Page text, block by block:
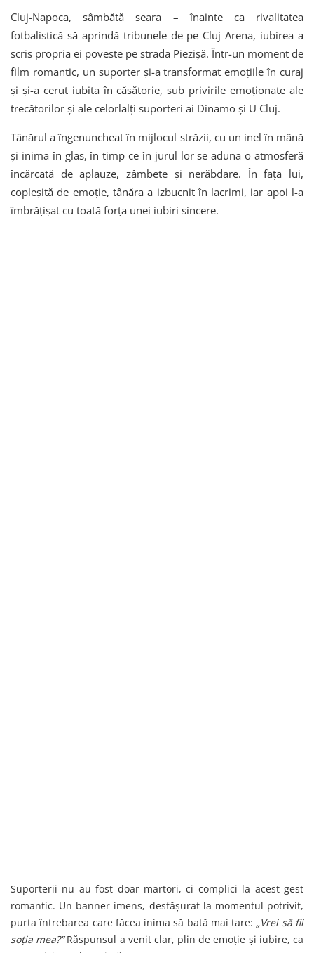
Cluj-Napoca, sâmbătă seara – înainte ca rivalitatea
fotbalistică să aprindă tribunele de pe Cluj Arena, iubirea a
scris propria ei poveste pe strada Piezișă. Într-un moment de
film romantic, un suporter și-a transformat emoțiile în curaj
și și-a cerut iubita în căsătorie, sub privirile emoționate ale
trecătorilor și ale celorlalți suporteri ai Dinamo și U Cluj.
Tânărul a îngenuncheat în mijlocul străzii, cu un inel în mână
și inima în glas, în timp ce în jurul lor se aduna o atmosferă
încărcată de aplauze, zâmbete și nerăbdare. În fața lui,
copleșită de emoție, tânăra a izbucnit în lacrimi, iar apoi l-a
îmbrățișat cu toată forța unei iubiri sincere.
Suporterii nu au fost doar martori, ci complici la acest gest
romantic. Un banner imens, desfășurat la momentul potrivit,
purta întrebarea care făcea inima să bată mai tare: „Vrei să fii
soția mea?”Răspunsul a venit clar, plin de emoție și iubire, ca